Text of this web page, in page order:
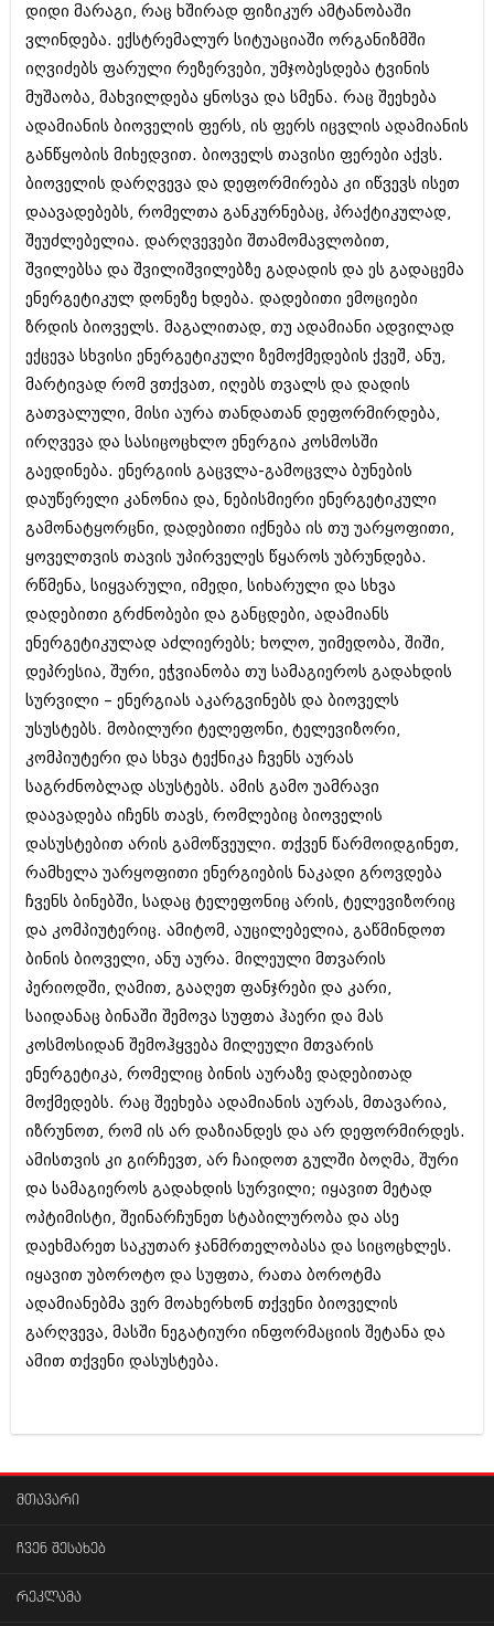
ივნისი 2018 (244)
მაისი 2018 (211)
აპრილი 2018 (194)
მარტი 2018 (256)
თებერვალი 2018 (208)
იანვარი 2018 (215)
ნოემბერი 2017 (212)
ოქტომბერი 2017 (231)
სექტემბერი 2017 (261)
აგვისტო 2017 (212)
ივლისი 2017 (233)
ივნისი 2017 (265)
მაისი 2017 (216)
აპრილი 2017 (220)
მარტი 2017 (212)
თებერვალი 2017 (205)
იანვარი 2017 (246)
დეკემბერი 2016 (207)
ოქტომბერი 2016 (257)
სექტემბერი 2016 (224)
აგვისტო 2016 (258)
ივლისი 2016 (211)
ივნისი 2016 (221)
მაისი 2016 (261)
აპრილი 2016 (215)
მარტი 2016 (200)
თებერვალი 2016 (250)
იანვარი 2016 (206)
დეკემბერი 2015 (207)
ნოემბერი 2015 (264)
სექტემბერი 2015 (215)
აგვისტო 2015 (286)
ივლისი 2015 (173)
ივნისი 2015 (261)
მაისი 2015 (194)
აპრილი 2015 (208)
მარტი 2015 (365)
თებერვალი 2015 (286)
იანვარი 2015 (247)
დეკემბერი 2014 (342)
ნოემბერი 2014 (290)
ოქტომბერი 2014 (292)
აგვისტო 2014 (248)
ივლისი 2014 (313)
ივნისი 2014 (366)
მაისი 2014 (313)
აპრილი 2014 (290)
მარტი 2014 (413)
თებერვალი 2014 (318)
იანვარი 2014 (297)
დეკემბერი 2013 (365)
ნოემბერი 2013 (279)
ოქტომბერი 2013 (256)
სექტემბერი 2013 (368)
ივლისი 2013 (182)
ივნისი 2013 (212)
მაისი 2013 (259)
აგვისტო 2012 (268)
არქივის ზომის ნახვა
დიდი მარაგი, რაც ხშირად ფიზიკურ ამტანობაში
ვლინდება. ექსტრემალურ სიტუაციაში ორგანიზმში
იღვიძებს ფარული რეზერვები, უმჯობესდება ტვინის
მუშაობა, მახვილდება ყნოსვა და სმენა. რაც შეეხება
ადამიანის ბიოველის ფერს, ის ფერს იცვლის ადამიანის
განწყობის მიხედვით. ბიოველს თავისი ფერები აქვს.
ბიოველის დარღვევა და დეფორმირება კი იწვევს ისეთ
დაავადებებს, რომელთა განკურნებაც, პრაქტიკულად,
შეუძლებელია. დარღვევები შთამომავლობით,
შვილებსა და შვილიშვილებზე გადადის და ეს გადაცემა
ენერგეტიკულ დონეზე ხდება. დადებითი ემოციები
ზრდის ბიოველს. მაგალითად, თუ ადამიანი ადვილად
ექცევა სხვისი ენერგეტიკული ზემოქმედების ქვეშ, ანუ,
მარტივად რომ ვთქვათ, იღებს თვალს და დადის
გათვალული, მისი აურა თანდათან დეფორმირდება,
ირღვევა და სასიცოცხლო ენერგია კოსმოსში
გაედინება. ენერგიის გაცვლა-გამოცვლა ბუნების
დაუწერელი კანონია და, ნებისმიერი ენერგეტიკული
გამონატყორცნი, დადებითი იქნება ის თუ უარყოფითი,
ყოველთვის თავის უპირველეს წყაროს უბრუნდება.
რწმენა, სიყვარული, იმედი, სიხარული და სხვა
დადებითი გრძნობები და განცდები, ადამიანს
ენერგეტიკულად აძლიერებს; ხოლო, უიმედობა, შიში,
დეპრესია, შური, ეჭვიანობა თუ სამაგიეროს გადახდის
სურვილი – ენერგიას აკარგვინებს და ბიოველს
უსუსტებს. მობილური ტელეფონი, ტელევიზორი,
კომპიუტერი და სხვა ტექნიკა ჩვენს აურას
საგრძნობლად ასუსტებს. ამის გამო უამრავი
დაავადება იჩენს თავს, რომლებიც ბიოველის
დასუსტებით არის გამოწვეული. თქვენ წარმოიდგინეთ,
რამხელა უარყოფითი ენერგიების ნაკადი გროვდება
ჩვენს ბინებში, სადაც ტელეფონიც არის, ტელევიზორიც
და კომპიუტერიც. ამიტომ, აუცილებელია, გაწმინდოთ
ბინის ბიოველი, ანუ აურა. მილეული მთვარის
პერიოდში, ღამით, გააღეთ ფანჯრები და კარი,
საიდანაც ბინაში შემოვა სუფთა ჰაერი და მას
კოსმოსიდან შემოჰყვება მილეული მთვარის
ენერგეტიკა, რომელიც ბინის აურაზე დადებითად
მოქმედებს. რაც შეეხება ადამიანის აურას, მთავარია,
იზრუნოთ, რომ ის არ დაზიანდეს და არ დეფორმირდეს.
ამისთვის კი გირჩევთ, არ ჩაიდოთ გულში ბოღმა, შური
და სამაგიეროს გადახდის სურვილი; იყავით მეტად
ოპტიმისტი, შეინარჩუნეთ სტაბილურობა და ასე
დაეხმარეთ საკუთარ ჯანმრთელობასა და სიცოცხლეს.
იყავით უბოროტო და სუფთა, რათა ბოროტმა
ადამიანებმა ვერ მოახერხონ თქვენი ბიოველის
გარღვევა, მასში ნეგატიური ინფორმაციის შეტანა და
ამით თქვენი დასუსტება.
მთავარი
ჩვენ შესახებ
რეკლამა